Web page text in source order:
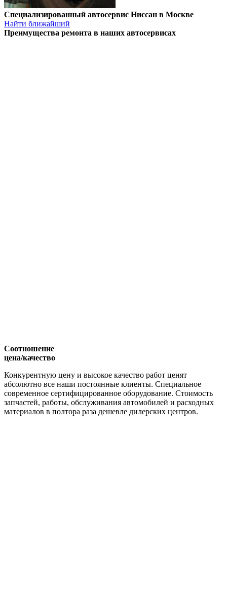
Специализированный автосервис Ниссан в Москве
Найти ближайший
Преимущества ремонта в наших автосервисах
Соотношение
цена/качество
Конкурентную цену и высокое качество работ ценят
абсолютно все наши постоянные клиенты. Специальное
современное сертифицированное оборудование. Стоимость
запчастей, работы, обслуживания автомобилей и расходных
материалов в полтора раза дешевле дилерских центров.